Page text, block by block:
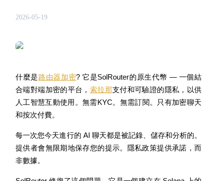
幣本位永續
2026-05-19
什麼是路由器加密? 它是SolRouter的原生代幣 — 一個結
合端對端加密的平台， 索拉那支付和可驗證的隱私，以供
人工智慧互動使用。無需KYC。無需訂閱。只有加密聊天
和按次付費。
每一次您今天進行的 AI 聊天都是被記錄、儲存和分析的。
提供者會無限期地保存您的提示。隱私政策提供承諾，而
非數據。